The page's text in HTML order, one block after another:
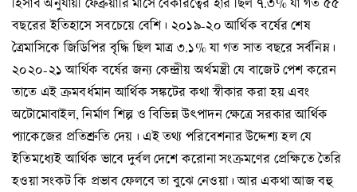
বছরের ইতিহাসে সবচেয়ে বেশি। ২০১৯-২০ আর্থিক বর্ষের শেষ
ত্রৈমাসিকে জিডিপির বৃদ্ধি ছিল মাত্র ৩.১% যা গত সাত বছরে সর্বনিম্ন।
২০২০-২১ আর্থিক বর্ষের জন্য কেন্দ্রীয় অর্থমন্ত্রী যে বাজেট পেশ করেন
তাতে এই ক্রমবর্ধমান আর্থিক সঙ্কটের কথা স্বীকার করা হয় এবং
অটোমোবাইল, নির্মাণ শিল্প ও বিভিন্ন উৎপাদন ক্ষেত্রে সরকার আর্থিক
প্যাকেজের প্রতিশ্রুতি দেয়। এই তথ্য পরিবেশনার উদ্দেশ্য হল যে
ইতিমধ্যেই আর্থিক ভাবে দুর্বল দেশে করোনা সংক্রমণের প্রেক্ষিতে তৈরি
হওয়া সংকট কি প্রভাব ফেলবে তা বুঝে নেওয়া। আর একথা আজ বহু